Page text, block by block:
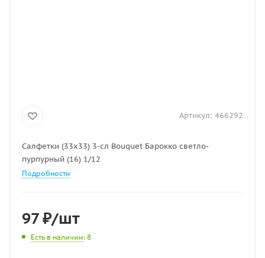
Артикул: 466292
Салфетки (33х33) 3-сл Bouquet Барокко светло-
пурпурный (16) 1/12
Подробности
97₽/шт
Есть в наличии: 8